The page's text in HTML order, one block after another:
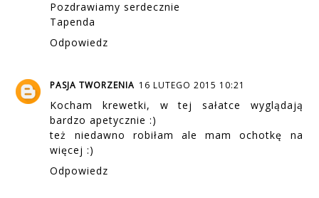
Pozdrawiamy serdecznie
Tapenda
Odpowiedz
PASJA TWORZENIA 16 LUTEGO 2015 10:21
Kocham krewetki, w tej sałatce wyglądają
bardzo apetycznie :)
też niedawno robiłam ale mam ochotkę na
więcej :)
Odpowiedz